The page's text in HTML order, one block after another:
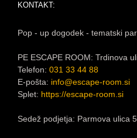
KONTAKT:
Pop - up dogodek - tematski
PE ESCAPE ROOM: Trdinova
Telefon: 031 33 44 88
E-pošta: info@escape-room.si
Splet: https://escape-room.si
Sedež podjetja: Parmova ulica